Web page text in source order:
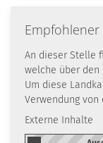
An dieser Stelle
welche über
Um diese
Verwendung
Externe Inhalte